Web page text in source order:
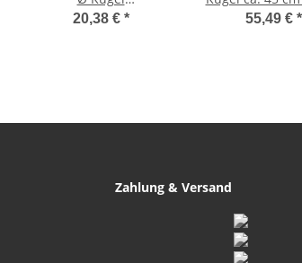
Edelsteinarmband
20,38 € *
Silber55,49 € *
Zahlung & Versand